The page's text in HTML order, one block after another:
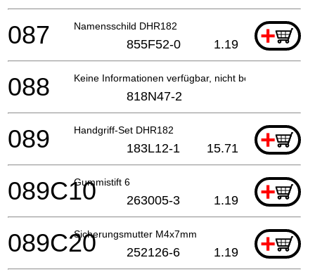
Namensschild DHR182 +
087 855F52-0 1.19
Keine Informationen verfügbar, nicht bestellbar
088 818N47-2
Handgriff-Set DHR182 +
089 183L12-1 15.71
Gummistift 6 +
089C10 263005-3 1.19
Sicherungsmutter M4x7mm +
089C20 252126-6 1.19